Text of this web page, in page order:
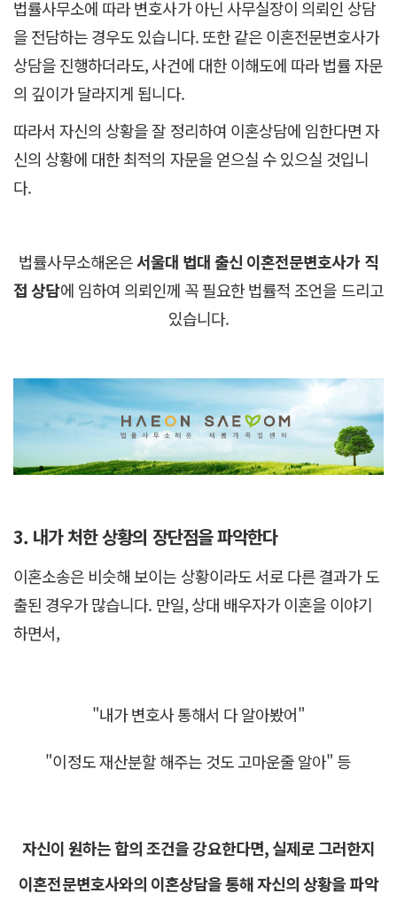
법률사무소에 따라 변호사가 아닌 사무실장이 의뢰인 상담
을 전담하는 경우도 있습니다. 또한 같은 이혼전문변호사가
상담을 진행하더라도, 사건에 대한 이해도에 따라 법률 자문
의 깊이가 달라지게 됩니다.
따라서 자신의 상황을 잘 정리하여 이혼상담에 임한다면 자
신의 상황에 대한 최적의 자문을 얻으실 수 있으실 것입니
다.
법률사무소해온은서울대 법대 출신 이혼전문변호사가 직
접 상담에 임하여 의뢰인께 꼭 필요한 법률적 조언을 드리고
있습니다.
3. 내가 처한 상황의 장단점을 파악한다
이혼소송은 비슷해 보이는 상황이라도 서로 다른 결과가 도
출된 경우가 많습니다. 만일, 상대 배우자가 이혼을 이야기
하면서,
"내가 변호사 통해서 다 알아봤어"
"이정도 재산분할 해주는 것도 고마운줄 알아" 등
자신이 원하는 합의 조건을 강요한다면,실제로 그러한지
이혼전문변호사와의 이혼상담을 통해자신의 상황을 파악